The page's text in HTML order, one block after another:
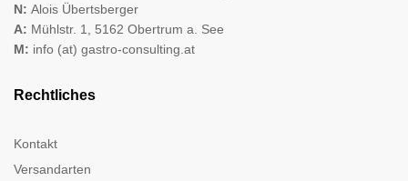
N: Alois Übertsberger
A: Mühlstr. 1, 5162 Obertrum a. See
M: info (at) gastro-consulting.at
Rechtliches
Kontakt
Versandarten